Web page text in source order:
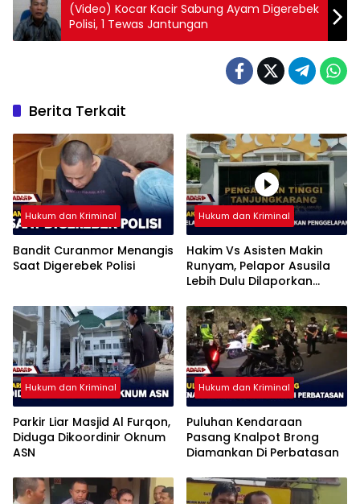
(Video) Kocar Kacir Sabung Ayam Digerebek
Polisi, 1 Tewas Jantungan
Berita Terkait
Hukum dan Kriminal
Bandit Curanmor Menangis
Saat Digerebek Polisi
Hukum dan Kriminal
Hakim Vs Asisten Makin
Runyam, Pelapor Asusila
Lebih Dulu Dilaporkan
Hukum dan Kriminal
Parkir Liar Masjid Al Furqon,
Diduga Dikoordinir Oknum
ASN
Hukum dan Kriminal
Puluhan Kendaraan
Pasang Knalpot Brong
Diamankan Di Perbatasan